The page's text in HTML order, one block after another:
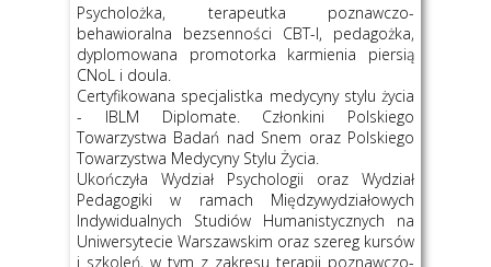
Psycholożka, terapeutka poznawczo-
behawioralna bezsenności CBT-I, pedagożka,
dyplomowana promotorka karmienia piersią
CNoL i doula.
Certyfikowana specjalistka medycyny stylu życia
- IBLM Diplomate. Członkini Polskiego
Towarzystwa Badań nad Snem oraz Polskiego
Towarzystwa Medycyny Stylu Życia.
Ukończyła Wydział Psychologii oraz Wydział
Pedagogiki w ramach Międzywydziałowych
Indywidualnych Studiów Humanistycznych na
Uniwersytecie Warszawskim oraz szereg kursów
i szkoleń, w tym z zakresu terapii poznawczo-